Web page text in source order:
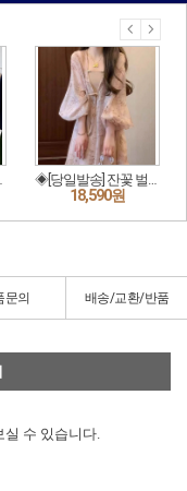
문의 배송/교환/반품
실 수 있습니다.